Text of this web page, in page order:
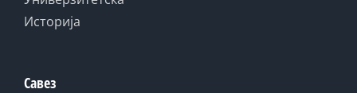
Историја
Савез